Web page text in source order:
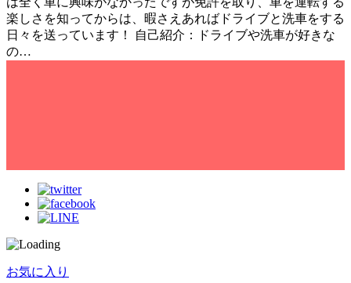
楽しさを知ってからは、暇さえあればドライブと洗車をする
日々を送っています！ 自己紹介：ドライブや洗車が好きな
の…
お気に入り